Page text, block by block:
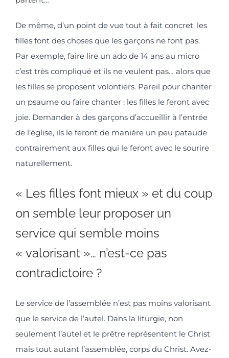
De même, d’un point de vue tout à fait concret, les
filles font des choses que les garçons ne font pas.
Par exemple, faire lire un ado de 14 ans au micro
c’est très compliqué et ils ne veulent pas… alors que
les filles se proposent volontiers. Pareil pour chanter
un psaume ou faire chanter : les filles le feront avec
joie. Demander à des garçons d’accueillir à l’entrée
de l’église, ils le feront de manière un peu pataude
contrairement aux filles qui le feront avec le sourire
naturellement.
« Les filles font mieux » et du coup
on semble leur proposer un
service qui semble moins
« valorisant »… n’est-ce pas
contradictoire ?
Le service de l’assemblée n’est pas moins valorisant
que le service de l’autel. Dans la liturgie, non
seulement l’autel et le prêtre représentent le Christ
mais tout autant l’assemblée, corps du Christ. Avez-